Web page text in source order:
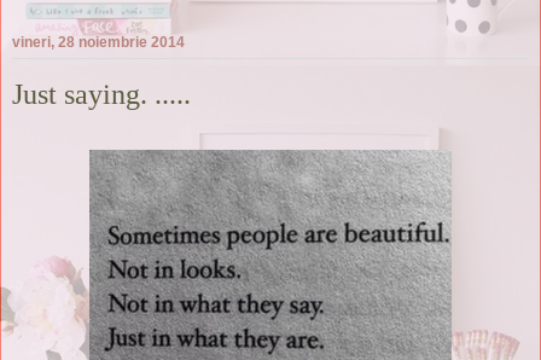
vineri, 28 noiembrie 2014
Just saying. .....